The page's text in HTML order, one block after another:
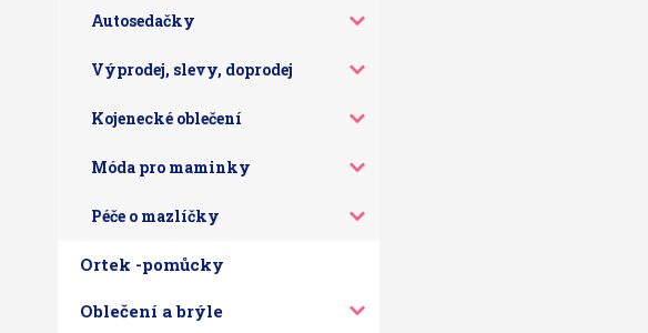
Autosedačky
Výprodej, slevy, doprodej
Kojenecké oblečení
Móda pro maminky
Péče o mazlíčky
Ortek -pomůcky
Oblečení a brýle